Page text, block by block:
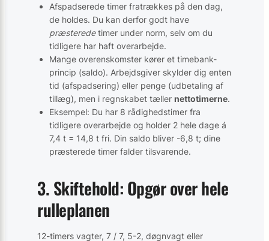
Afspadserede timer fratrækkes på den dag,
de holdes. Du kan derfor godt have
præsteredetimer under norm, selv om du
tidligere har haft overarbejde.
Mange overenskomster kører et timebank-
princip (saldo). Arbejdsgiver skylder dig enten
tid (afspadsering) eller penge (udbetaling af
tillæg), men i regnskabet tæller nettotimerne.
Eksempel: Du har 8 rådighedstimer fra
tidligere overarbejde og holder 2 hele dage á
7,4 t = 14,8 t fri. Din saldo bliver -6,8 t; dine
præsterede timer falder tilsvarende.
3. Skiftehold: Opgør over hele
rulleplanen
12-timers vagter, 7 / 7, 5-2, døgnvagt eller